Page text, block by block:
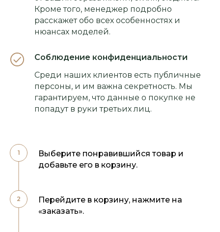
Кроме того, менеджер подробно
расскажет обо всех особенностях и
нюансах моделей.
Соблюдение конфиденциальности
Среди наших клиентов есть публичные
персоны, и им важна секретность. Мы
гарантируем, что данные о покупке не
попадут в руки третьих лиц.
Выберите понравившийся товар и
добавьте его в корзину.
Перейдите в корзину, нажмите на
«заказать».